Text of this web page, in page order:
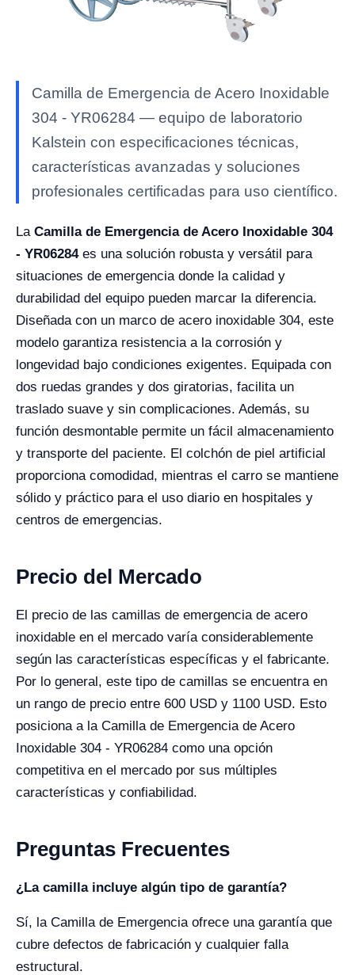
Camilla de Emergencia de Acero Inoxidable
304 - YR06284 — equipo de laboratorio
Kalstein con especificaciones técnicas,
características avanzadas y soluciones
profesionales certificadas para uso científico.
La Camilla de Emergencia de Acero Inoxidable 304
- YR06284es una solución robusta y versátil para
situaciones de emergencia donde la calidad y
durabilidad del equipo pueden marcar la diferencia.
Diseñada con un marco de acero inoxidable 304, este
modelo garantiza resistencia a la corrosión y
longevidad bajo condiciones exigentes. Equipada con
dos ruedas grandes y dos giratorias, facilita un
traslado suave y sin complicaciones. Además, su
función desmontable permite un fácil almacenamiento
y transporte del paciente. El colchón de piel artificial
proporciona comodidad, mientras el carro se mantiene
sólido y práctico para el uso diario en hospitales y
centros de emergencias.
Precio del Mercado
El precio de las camillas de emergencia de acero
inoxidable en el mercado varía considerablemente
según las características específicas y el fabricante.
Por lo general, este tipo de camillas se encuentra en
un rango de precio entre 600 USD y 1100 USD. Esto
posiciona a la Camilla de Emergencia de Acero
Inoxidable 304 - YR06284 como una opción
competitiva en el mercado por sus múltiples
características y confiabilidad.
Preguntas Frecuentes
¿La camilla incluye algún tipo de garantía?
Sí, la Camilla de Emergencia ofrece una garantía que
cubre defectos de fabricación y cualquier falla
estructural.